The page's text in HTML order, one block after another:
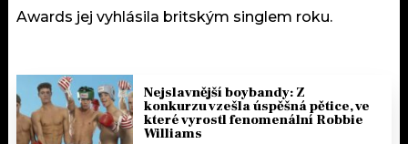
Awards jej vyhlásila britským singlem roku.
Nejslavnější boybandy: Z
konkurzu vzešla úspěšná pětice, ve
které vyrostl fenomenální Robbie
Williams